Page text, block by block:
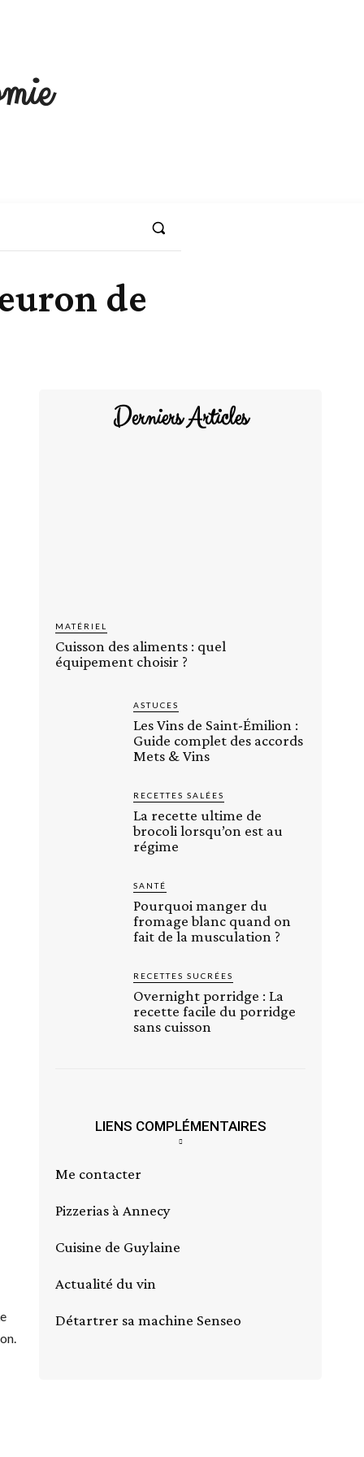
de
Derniers Articles
MATÉRIEL
Cuisson des aliments : quel
équipement choisir ?
ASTUCES
Les Vins de Saint-Émilion :
Guide complet des accords
Mets & Vins
RECETTES SALÉES
La recette ultime de
brocoli lorsqu’on est au
régime
SANTÉ
Pourquoi manger du
fromage blanc quand on
fait de la musculation ?
RECETTES SUCRÉES
Overnight porridge : La
recette facile du porridge
sans cuisson
LIENS COMPLÉMENTAIRES
Me contacter
Pizzerias à Annecy
Cuisine de Guylaine
Actualité du vin
Détartrer sa machine Senseo